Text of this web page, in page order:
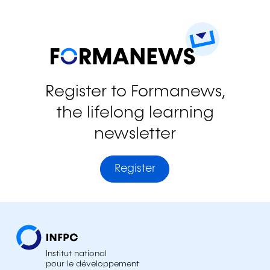
Register to Formanews,
the lifelong learning
newsletter
Register
Institut national
pour le développement